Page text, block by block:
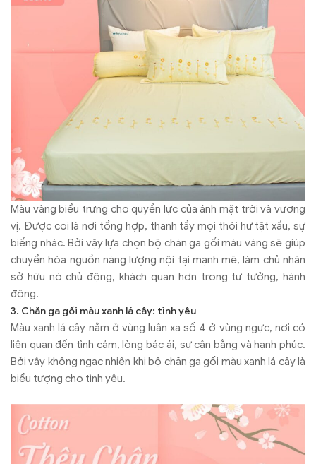
Màu vàng biểu trưng cho quyền lực của ánh mặt trời và vương
vị. Được coi là nơi tổng hợp, thanh tẩy mọi thói hư tật xấu, sự
biếng nhác. Bởi vậy lựa chọn bộ chăn ga gối màu vàng sẽ giúp
chuyển hóa nguồn năng lượng nội tại mạnh mẽ, làm chủ nhân
sở hữu nó chủ động, khách quan hơn trong tư tưởng, hành
động.
3. Chăn ga gối màu xanh lá cây: tình yêu
Màu xanh lá cây nằm ở vùng luân xa số 4 ở vùng ngực, nơi có
liên quan đến tình cảm, lòng bác ái, sự cân bằng và hạnh phúc.
Bởi vậy không ngạc nhiên khi bộ chăn ga gối màu xanh lá cây là
biểu tượng cho tình yêu.